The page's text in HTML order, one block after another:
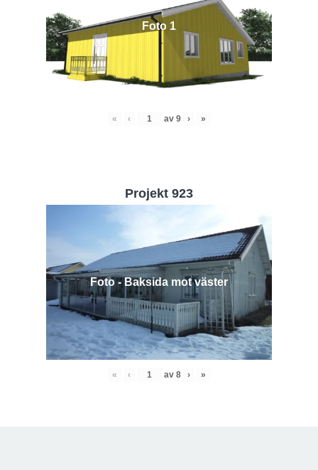
Foto 1
« ‹ av 9 › »
Projekt 923
Foto - Baksida mot väster
« ‹ av 8 › »